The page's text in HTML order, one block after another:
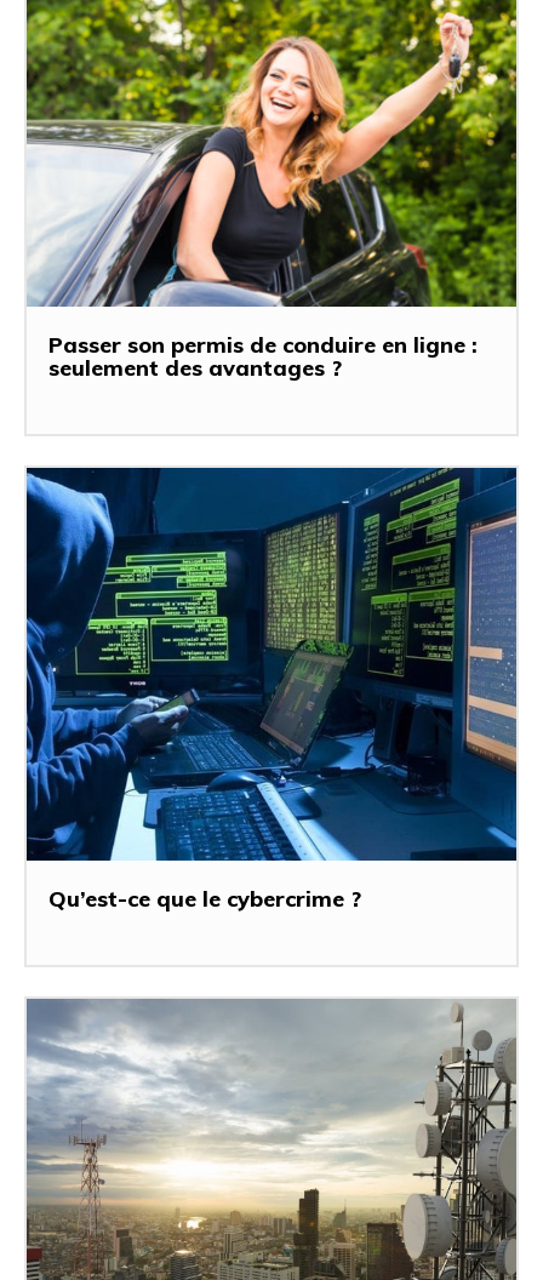
Passer son permis de conduire en ligne :
seulement des avantages ?
Qu’est-ce que le cybercrime ?